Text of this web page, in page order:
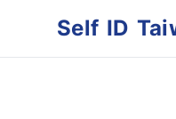
Self ID